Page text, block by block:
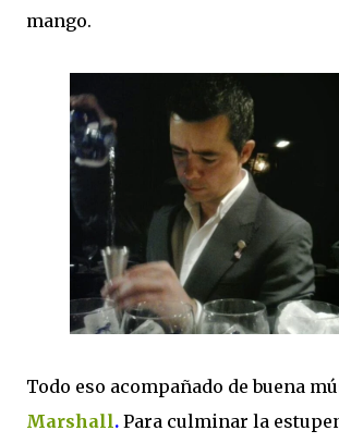
mango.
Todo eso acompañado de buena
Marshall. Para culminar la